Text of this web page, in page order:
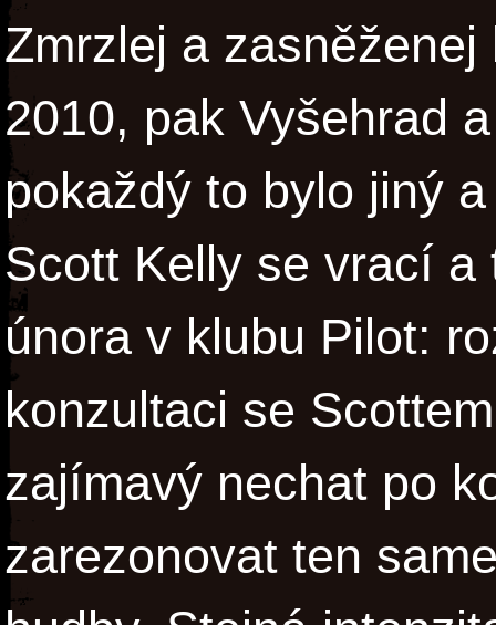
Zmrzlej a
2010, pak Vyšehrad
pokaždý to bylo jiný
Scott Kelly se vrací
února v klubu Pilot:
konzultaci se
zajímavý nechat po
zarezonovat ten